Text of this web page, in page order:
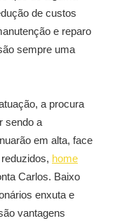
de custos
e reparo
sempre uma
a procura
sendo a
em alta, face
home
Carlos. Baixo
enxuta e
vantagens